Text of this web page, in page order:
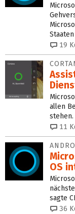
Staaten
19
allen
stehen.
11
OS
sagte
36